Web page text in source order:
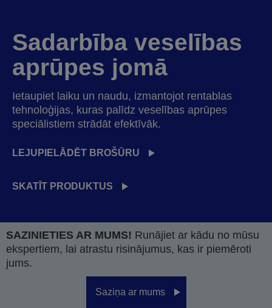
Sadarbība veselības
aprūpes jomā
Ietaupiet laiku un naudu, izmantojot rentablas
tehnoloģijas, kuras palīdz veselības aprūpes
speciālistiem strādāt efektīvāk.
LEJUPIELĀDĒT BROŠŪRU
SKATĪT PRODUKTUS
SAZINIETIES AR MUMS! Runājiet ar kādu no mūsu
ekspertiem, lai atrastu risinājumus, kas ir piemēroti
jums.
Saziņa ar mums